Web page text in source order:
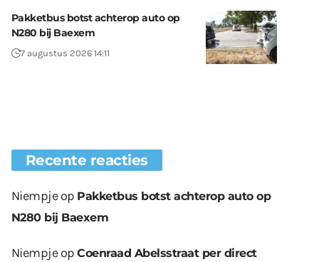
Pakketbus botst achterop auto op
N280 bij Baexem
7 augustus 2026 14:11
Recente reacties
Niempjeop Pakketbus botst achterop auto op
N280 bij Baexem
NiempjeopCoenraad Abelsstraat per direct